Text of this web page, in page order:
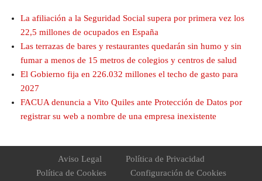
La afiliación a la Seguridad Social supera por primera vez los
22,5 millones de ocupados en España
Las terrazas de bares y restaurantes quedarán sin humo y sin
fumar a menos de 15 metros de colegios y centros de salud
El Gobierno fija en 226.032 millones el techo de gasto para
2027
FACUA denuncia a Vito Quiles ante Protección de Datos por
registrar su web a nombre de una empresa inexistente
Aviso Legal
Política de Privacidad
Política de Cookies
Configuración de Cookies